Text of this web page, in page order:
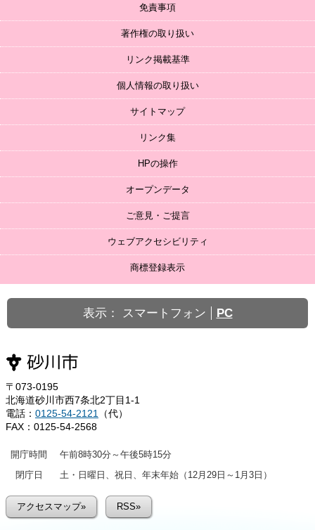
免責事項
著作権の取り扱い
リンク掲載基準
個人情報の取り扱い
サイトマップ
リンク集
HPの操作
オープンデータ
ご意見・ご提言
ウェブアクセシビリティ
商標登録表示
表示： スマートフォン PC
〒073-0195
北海道砂川市西7条北2丁目1-1
電話： 0125-54-2121
（代）
FAX：0125-54-2568
開庁時間
午前8時30分～午後5時15分
閉庁日
土・日曜日、祝日、年末年始（12月29日～1月3日）
アクセスマップ» RSS»